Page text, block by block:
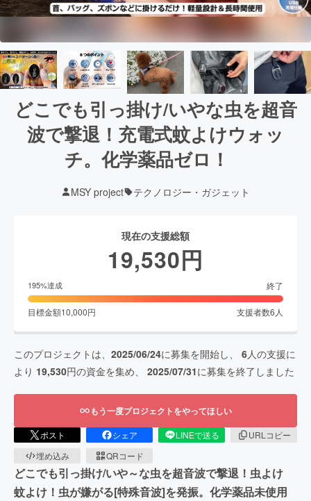
どこでも引っ掛け/いやな虫を超音
波で撃退！充電式蚊よけウォッ
チ。化学薬品ゼロ！
MSY project テクノロジー・ガジェット
現在の支援総額
19,530円
195%達成 終了
目標金額10,000円 支援者数6 人
このプロジェクトは、 2025/06/24に募集を開始し、 6人の支援に
より 19,530円の資金を集め、 2025/07/31に募集を終了しました
もう一度プロジェクトをやってほしい
ポスト シェア LINEで送る
URLコピー
埋め込み
QRコード
どこでも引っ掛け/いや～な虫を超音波で撃退！虫よけ
蚊よけ！虫が嫌がる[特殊音波]を発振。化学薬品未使用